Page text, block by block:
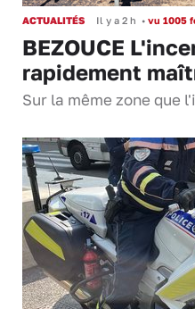
ACTUALITÉS Il y a 2 h • vu 1005
BEZOUCE
rapidement
Sur la même zone que